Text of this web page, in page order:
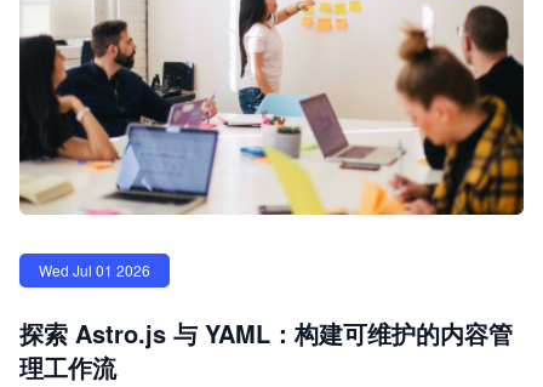
Wed Jul 01 2026
探索 Astro.js 与 YAML：构建可维护的内容管
理工作流